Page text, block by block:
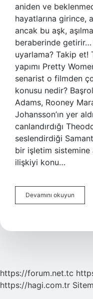
aniden ve
hayatlarına girince,
ancak bu aşk,
beraberinde
uyarlama? Takip et!
yapımı Pretty
senarist o filmden
konusu nedir?
Adams, Rooney
Johansson’ın yer
canlandırdığı
seslendirdiği
bir işletim sistemine
ilişkiyi konu…
Devamını okuyun
Aşk
Nedir
https://forum.net.tc
https://hagi.com.tr